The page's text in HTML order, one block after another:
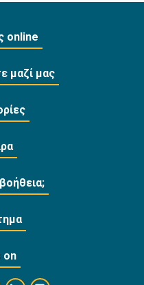
online
μαζί μας
on